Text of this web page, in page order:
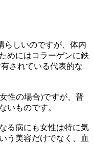
らしいのですが、体内
めにはコラーゲンに鉄
されている代表的な
性の場合)ですが、普
いものです。
る病にも女性は特に気
う美容だけでなく、血